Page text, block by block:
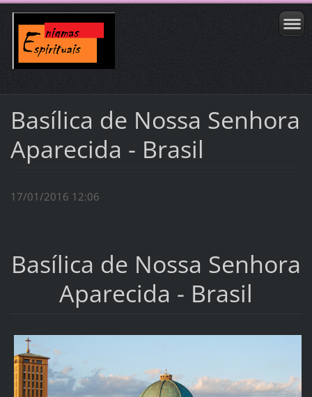
Basílica de Nossa Senhora
Aparecida - Brasil
17/01/2016 12:06
Basílica de Nossa Senhora
Aparecida - Brasil